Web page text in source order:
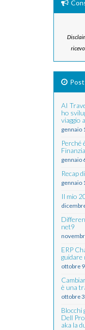
AI
ho
viaggio
gennaio
Perché
gennaio
Recap
gennaio
Il mio
net9
ERP
guidare
ottobre
è una
ottobre
Blocchi
Dell
aka la